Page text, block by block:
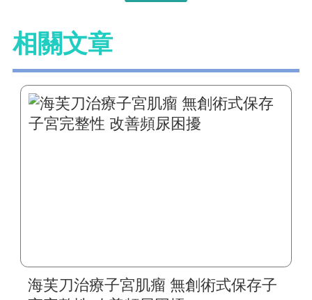
相關文章
海芙刀治療子宮肌瘤 無創術式保存子